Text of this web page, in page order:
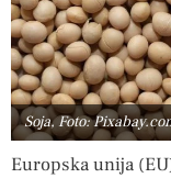
Soja, Foto:
Europska unija